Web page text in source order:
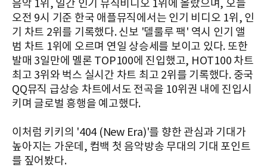
음악 1위, 일간 인기 뮤직비디오 1위에 올랐으며, 오늘
오전 9시 기준 한국 애플뮤직에서는 인기 비디오 1위, 인
기 차트 2위를 기록했다. 신보 '델룰루 팩' 역시 인기 앨
범 차트 1위에 오르며 연일 상승세를 보이고 있다. 또한
발매 3일만에 멜론 TOP100에 진입했고, HOT100 차트
최고 3위와 벅스 실시간 차트 최고 2위를 기록했다. 중국
QQ뮤직 급상승 차트에서도 전곡을 10위권 내에 진입시
키며 글로벌 흥행을 예고했다.
이처럼 키키의 '404 (New Era)'를 향한 관심과 기대가
높아지는 가운데, 컴백 첫 음악방송 무대의 기대 포인트
를 짚어봤다.